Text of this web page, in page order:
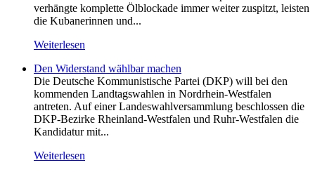
verhängte komplette Ölblockade immer weiter zuspitzt, leisten
die Kubanerinnen und...
Weiterlesen
Den Widerstand wählbar machen
Die Deutsche Kommunistische Partei (DKP) will bei den
kommenden Landtagswahlen in Nordrhein-Westfalen
antreten. Auf einer Landeswahlversammlung beschlossen die
DKP-Bezirke Rheinland-Westfalen und Ruhr-Westfalen die
Kandidatur mit...
Weiterlesen